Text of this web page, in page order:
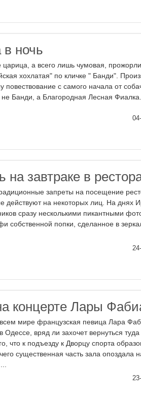
ночь
царица, а всего лишь чумовая,
хохлатая" по кличке " Банди".
повествование с самого начала от
Банди, а Благородная Лесная Фиалка.
на завтраке в
запреты на посещение
действуют на некоторых лиц. На днях
сразу несколькими пикантными
собственной попки, сделанное в
концерте Лары
мире французская певица Лара
Одессе, вряд ли захочет вернуться
что к подъезду к Дворцу спорта
существенная часть зала опоздала